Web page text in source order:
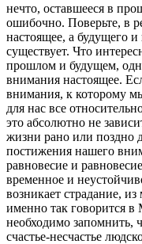
нечто, оставшееся в
ошибочно. Поверьте, в
настоящее, а будущего
существует. Что
прошлом и будущем,
внимания настоящее.
внимания, к которому
для нас все
это абсолютно не
жизни рано или поздно
постижения нашего
равновесие и
временное и
возникает страдание, из
именно так говорится
необходимо запомнить,
счастье-несчастье